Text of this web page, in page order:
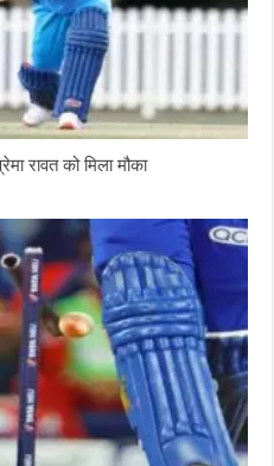
रावत को मिला मौका